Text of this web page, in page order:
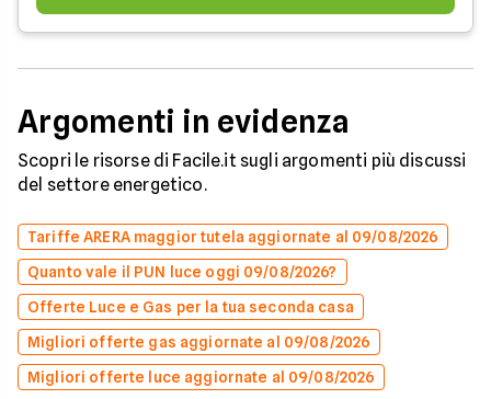
Argomenti in evidenza
Scopri le risorse di Facile.it sugli argomenti più discussi
del settore energetico.
Tariffe ARERA maggior tutela aggiornate al 09/08/2026
Quanto vale il PUN luce oggi 09/08/2026?
Offerte Luce e Gas per la tua seconda casa
Migliori offerte gas aggiornate al 09/08/2026
Migliori offerte luce aggiornate al 09/08/2026